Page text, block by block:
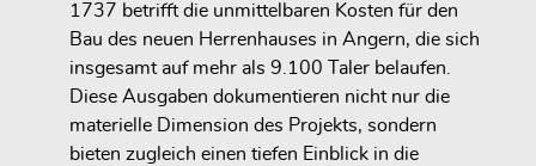
1737 betrifft die unmittelbaren Kosten für den
Bau des neuen Herrenhauses in Angern, die sich
insgesamt auf mehr als 9.100 Taler belaufen.
Diese Ausgaben dokumentieren nicht nur die
materielle Dimension des Projekts, sondern
bieten zugleich einen tiefen Einblick in die